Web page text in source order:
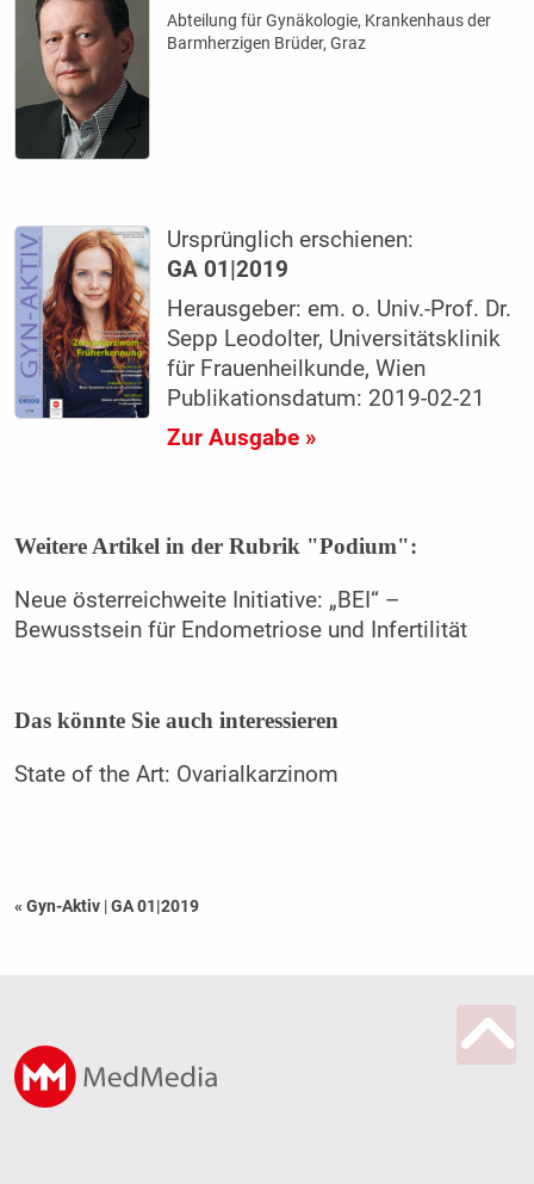
Abteilung für ­Gynäkologie, ­Krankenhaus der
Barmherzigen Brüder, Graz
Ursprünglich erschienen:
GA 01|2019
Herausgeber: em. o. Univ.-Prof. Dr.
Sepp Leodolter, Universitätsklinik
für Frauenheilkunde, Wien
Publikationsdatum: 2019-02-21
Zur Ausgabe »
Weitere Artikel in der Rubrik "Podium":
Neue österreichweite Initiative: „BEI“ –
Bewusstsein für Endometriose und Infertilität
Das könnte Sie auch interessieren
State of the Art: Ovarialkarzinom
« Gyn-Aktiv |GA 01|2019